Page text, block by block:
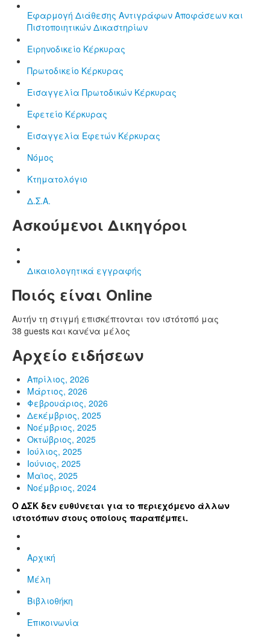
Εφαρμογή Διάθεσης Αντιγράφων Αποφάσεων και
Πιστοποιητικών Δικαστηρίων
Ειρηνοδικείο Κέρκυρας
Πρωτοδικείο Κέρκυρας
Εισαγγελία Πρωτοδικών Κέρκυρας
Εφετείο Κέρκυρας
Εισαγγελία Εφετών Κέρκυρας
Νόμος
Κτηματολόγιο
Δ.Σ.Α.
Ασκούμενοι Δικηγόροι
Δικαιολογητικά εγγραφής
Ποιός είναι Online
Αυτήν τη στιγμή επισκέπτονται τον ιστότοπό μας
38 guests και κανένα μέλος
Αρχείο ειδήσεων
Απρίλιος, 2026
Μάρτιος, 2026
Φεβρουάριος, 2026
Δεκέμβριος, 2025
Νοέμβριος, 2025
Οκτώβριος, 2025
Ιούλιος, 2025
Ιούνιος, 2025
Μαϊος, 2025
Νοέμβριος, 2024
Ο ΔΣΚ δεν ευθύνεται για το περιεχόμενο άλλων
ιστοτόπων στους οποίους παραπέμπει.
Αρχική
Μέλη
Βιβλιοθήκη
Επικοινωνία